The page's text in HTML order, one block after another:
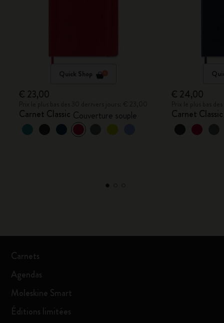
Quick Shop
€ 23,00
Carnet Classic Couverture souple
€ 24,00
Carnet Classic
Carnets
Agendas
Moleskine Smart
Éditions limitées